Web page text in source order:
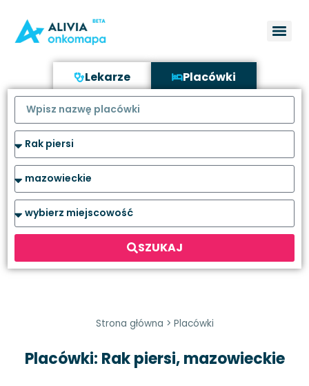
Lekarze Placówki
SZUKAJ
Strona główna > Placówki
Placówki: Rak piersi, mazowieckie